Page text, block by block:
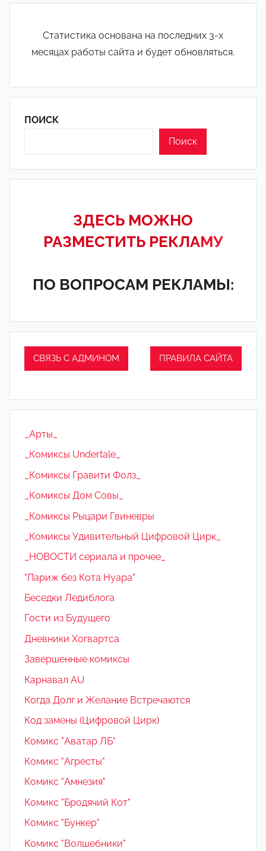
Статистика основана на последних 3-х
месяцах работы сайта и будет обновляться.
ПОИСК
Поиск
ЗДЕСЬ МОЖНО
РАЗМЕСТИТЬ РЕКЛАМУ
ПО ВОПРОСАМ РЕКЛАМЫ:
СВЯЗЬ С АДМИНОМ ПРАВИЛА САЙТА
_Арты_
_Комиксы Undertale_
_Комиксы Гравити Фолз_
_Комиксы Дом Совы_
_Комиксы Рыцари Гвиневры
_Комиксы Удивительный Цифровой Цирк_
_НОВОСТИ сериала и прочее_
"Париж без Кота Нуара"
Беседки Ледиблога
Гости из Будущего
Дневники Хогвартса
Завершенные комиксы
Карнавал AU
Когда Долг и Желание Встречаются
Код замены (Цифровой Цирк)
Комикс "Аватар ЛБ"
Комикс "Агресты"
Комикс "Амнезия"
Комикс "Бродячий Кот"
Комикс "Бункер"
Комикс "Волшебники"